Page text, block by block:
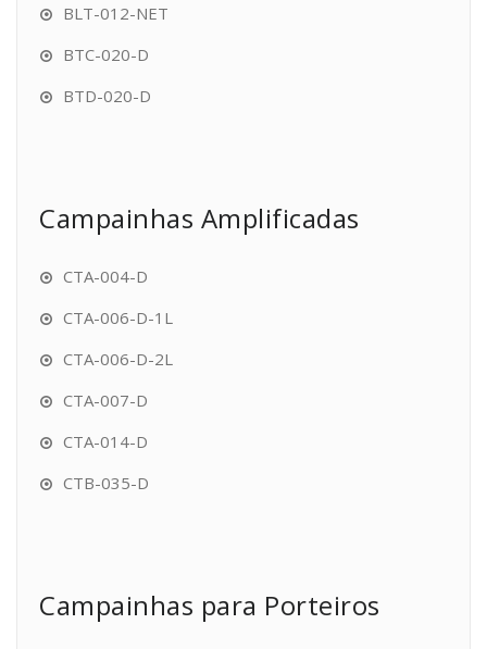
BLT-012-NET
BTC-020-D
BTD-020-D
Campainhas Amplificadas
CTA-004-D
CTA-006-D-1L
CTA-006-D-2L
CTA-007-D
CTA-014-D
CTB-035-D
Campainhas para Porteiros